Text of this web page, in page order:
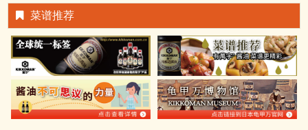
菜谱推荐